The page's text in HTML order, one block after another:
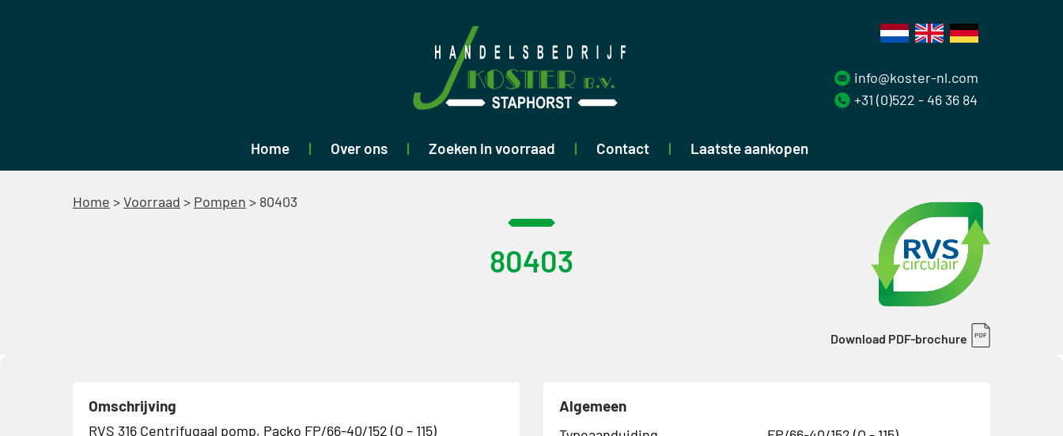
Home Over ons Zoeken in voorraad Contact Laatste aankopen
info@koster-nl.com
+31 (0)522 - 46 36 84
Home >Voorraad > Pompen > 80403
80403
Download PDF-brochure
Omschrijving
RVS 316 Centrifugaal pomp, Packo FP/66-40/152 (O – 115)
Algemeen